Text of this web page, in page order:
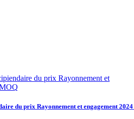
du prix Rayonnement et engagement 2024